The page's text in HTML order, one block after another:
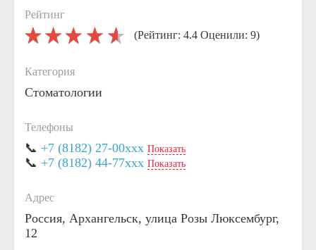
Рейтинг
(Рейтинг: 4.4 Оценили: 9)
Категория
Стоматологии
Телефоны
📞 +7 (8182) 27-00xxx Показать
📞 +7 (8182) 44-77xxx Показать
Адрес
Россия, Архангельск, улица Розы Люксембург,
12